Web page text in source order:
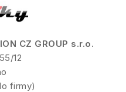
CZ GROUP s.r.o.
12
firmy)